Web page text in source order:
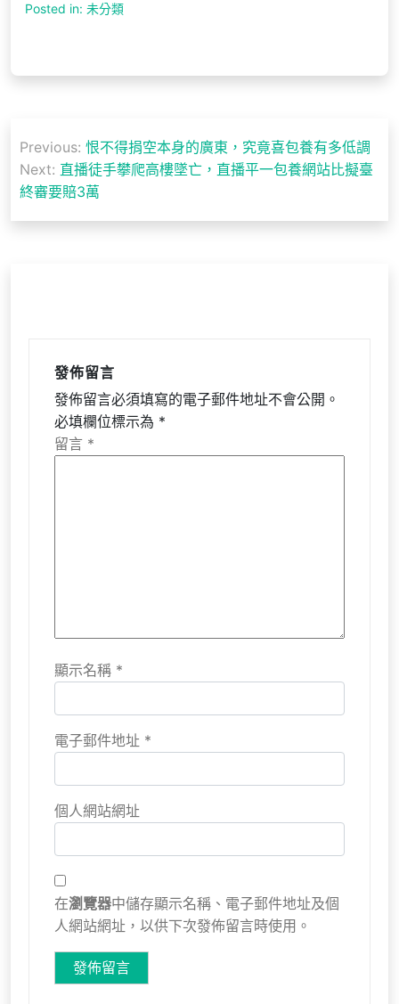
Posted in: 未分類
章
導
覽
Previous: 恨不得捐空本身的廣東，究竟喜包養有多低調
Next: 直播徒手攀爬高樓墜亡，直播平一包養網站比擬臺
終審要賠3萬
發佈留言
發佈留言必須填寫的電子郵件地址不會公開。
必填欄位標示為 *
留言 *
顯示名稱 *
電子郵件地址 *
個人網站網址
在瀏覽器中儲存顯示名稱、電子郵件地址及個
人網站網址，以供下次發佈留言時使用。